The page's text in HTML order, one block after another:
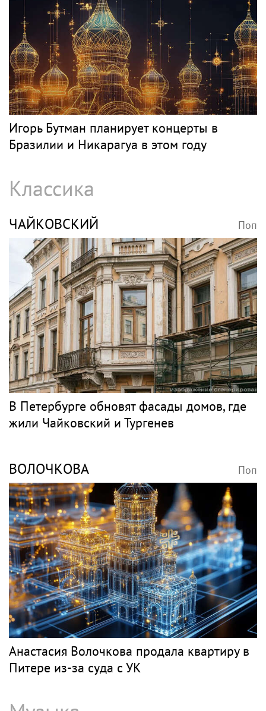
Игорь Бутман планирует концерты в
Бразилии и Никарагуа в этом году
Классика
ЧАЙКОВСКИЙ Поп
В Петербурге обновят фасады домов, где
жили Чайковский и Тургенев
ВОЛОЧКОВА Поп
Анастасия Волочкова продала квартиру в
Питере из-за суда с УК